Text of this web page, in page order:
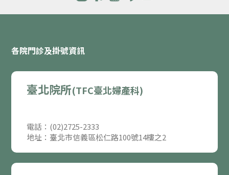
各院門診及掛號資訊
臺北院所(TFC臺北婦產科)
電話：(02)2725-2333
地址：臺北市信義區松仁路100號14樓之2